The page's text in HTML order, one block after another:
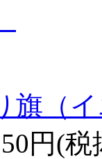
旗（
円(税